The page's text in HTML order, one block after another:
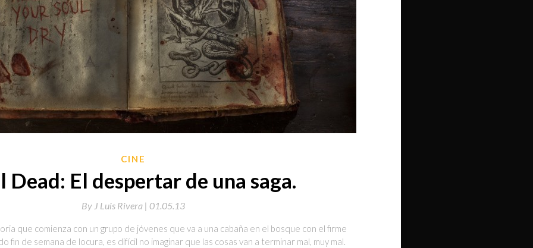
CINE
Dead: El despertar de una saga.
By J Luis Rivera | 01.05.13
que comienza con un grupo de jóvenes que va a una cabaña en el bosque con el firme
fin de semana de locura, es difícil no imaginar que las cosas van a terminar mal, muy mal.